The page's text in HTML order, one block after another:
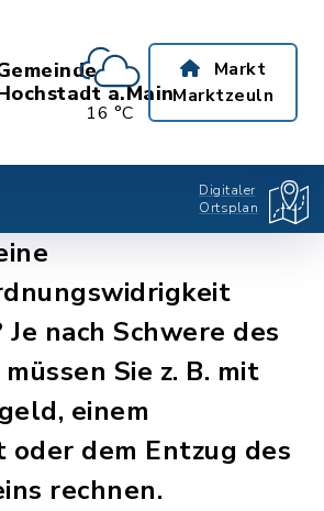
a.Main
16 °C
Markt
Marktzeuln
Digitaler
Ortsplan
nach Schwere des
Sie z. B. mit
einem
oder dem Entzug des
rechnen.